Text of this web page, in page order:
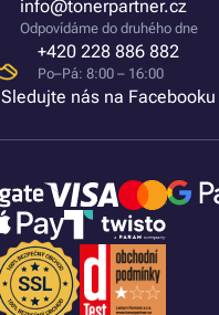
info@tonerpartner.cz
Odpovídáme do druhého dne
+420 228 886 882
Po–Pá: 8:00 – 16:00
Sledujte nás na Facebooku